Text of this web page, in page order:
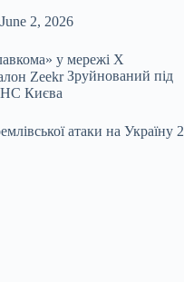
2, 2026
у мережі Х
Зруйнований під
Києва
атаки на Україну 2